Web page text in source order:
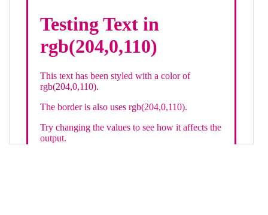
div class="textColor borderColor"
< h1>Testing Text in rgb(204,0,110)